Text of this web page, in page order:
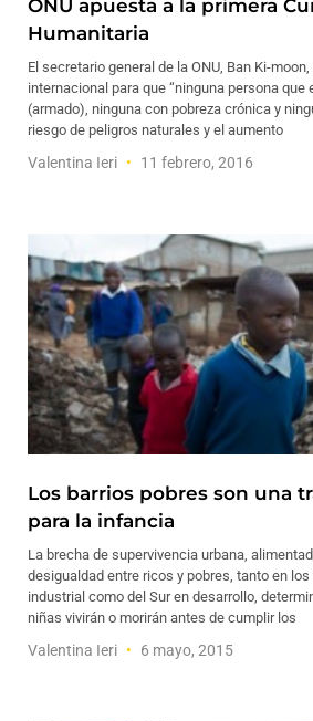
ONU apuesta a la primera
Humanitaria
El secretario general de la ONU, Ban Ki-
internacional para que “ninguna persona
(armado), ninguna con pobreza crónica y
riesgo de peligros naturales y el aumento
Valentina Ieri 11 febrero, 2016
Los barrios pobres son una
para la infancia
La brecha de supervivencia urbana,
desigualdad entre ricos y pobres, tanto en
industrial como del Sur en desarrollo,
niñas vivirán o morirán antes de cumplir los
Valentina Ieri 6 mayo, 2015